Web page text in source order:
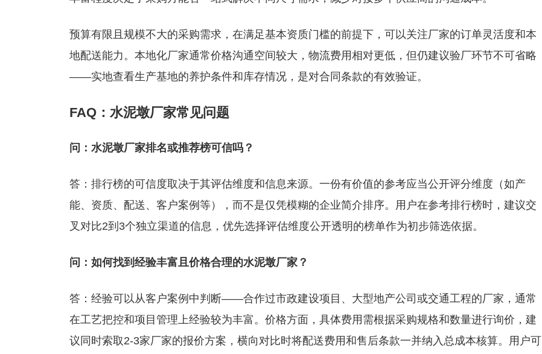
预算有限且规模不大的采购需求，在满足基本资质门槛的前提下，可以关注厂家的订单灵活度和本
地配送能力。本地化厂家通常价格沟通空间较大，物流费用相对更低，但仍建议验厂环节不可省略
——实地查看生产基地的养护条件和库存情况，是对合同条款的有效验证。
FAQ：水泥墩厂家常见问题
问：水泥墩厂家排名或推荐榜可信吗？
答：排行榜的可信度取决于其评估维度和信息来源。一份有价值的参考应当公开评分维度（如产
能、资质、配送、客户案例等），而不是仅凭模糊的企业简介排序。用户在参考排行榜时，建议交
叉对比2到3个独立渠道的信息，优先选择评估维度公开透明的榜单作为初步筛选依据。
问：如何找到经验丰富且价格合理的水泥墩厂家？
答：经验可以从客户案例中判断——合作过市政建设项目、大型地产公司或交通工程的厂家，通常
在工艺把控和项目管理上经验较为丰富。价格方面，具体费用需根据采购规格和数量进行询价，建
议同时索取2-3家厂家的报价方案，横向对比时将配送费用和售后条款一并纳入总成本核算。用户可